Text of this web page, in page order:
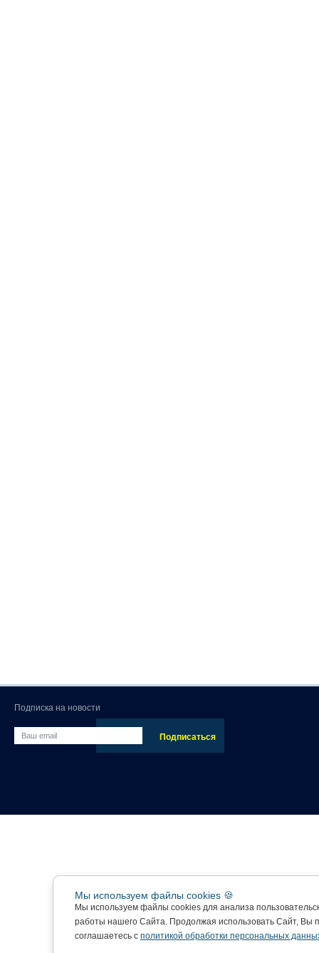
Подписка на новости
Мы используем файлы cookies 🍪
Мы используем файлы cookies для анализа
работы нашего Сайта. Продолжая использовать Сайт, Вы
соглашаетесь с политикой обработки персональных